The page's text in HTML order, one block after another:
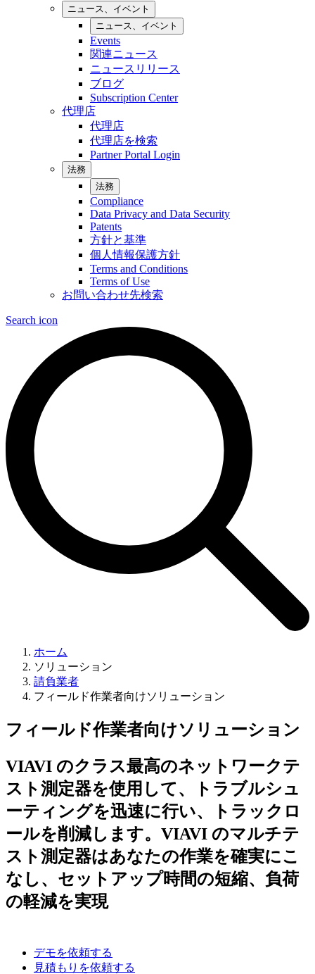
ニュース、イベント
ニュース、イベント
Events
関連ニュース
ニュースリリース
ブログ
Subscription Center
代理店
代理店
代理店を検索
Partner Portal Login
法務
法務
Compliance
Data Privacy and Data Security
Patents
方針と基準
個人情報保護方針
Terms and Conditions
Terms of Use
お問い合わせ先検索
Search icon
ホーム
ソリューション
請負業者
フィールド作業者向けソリューション
フィールド作業者向けソリューション
VIAVI のクラス最高のネットワークテ
スト測定器を使用して、トラブルシュ
ーティングを迅速に行い、トラックロ
ールを削減します。VIAVI のマルチテ
スト測定器はあなたの作業を確実にこ
なし、セットアップ時間の短縮、負荷
の軽減を実現
デモを依頼する
見積もりを依頼する